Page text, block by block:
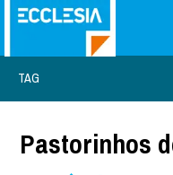
TAG
Pastorinhos